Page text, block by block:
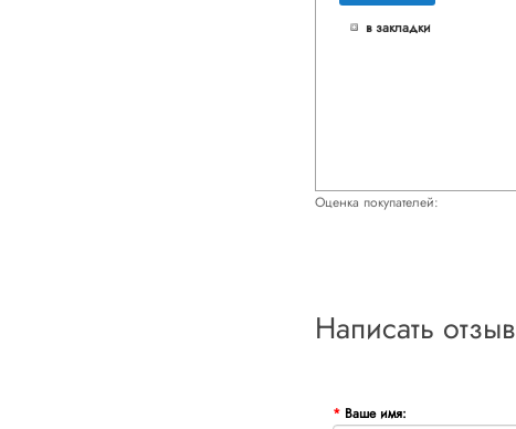
в закладки
Оценка покупателей:
Написать отзыв
Ваше имя: